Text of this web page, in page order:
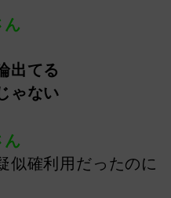
ん
出てる
ゃない
ん
似確利用だったのに